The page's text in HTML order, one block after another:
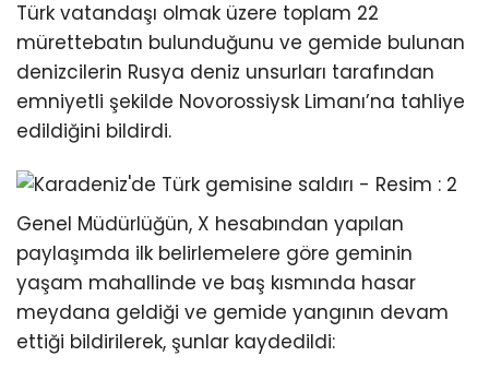
Türk vatandaşı olmak üzere toplam 22
mürettebatın bulunduğunu ve gemide bulunan
denizcilerin Rusya deniz unsurları tarafından
emniyetli şekilde Novorossiysk Limanı’na tahliye
edildiğini bildirdi.
Genel Müdürlüğün, X hesabından yapılan
paylaşımda ilk belirlemelere göre geminin
yaşam mahallinde ve baş kısmında hasar
meydana geldiği ve gemide yangının devam
ettiği bildirilerek, şunlar kaydedildi: